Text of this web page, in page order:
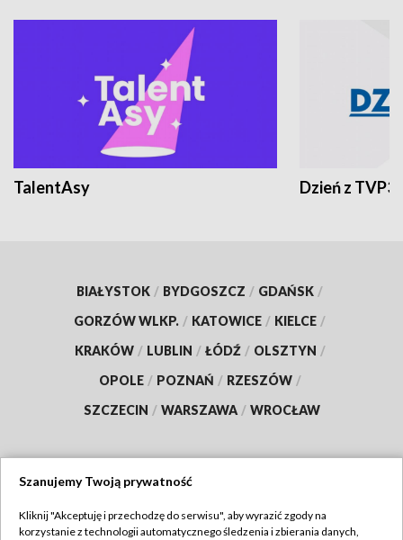
TalentAsy Dzień z TVP3
BIAŁYSTOK / BYDGOSZCZ / GDAŃSK /
GORZÓW WLKP. / KATOWICE / KIELCE /
KRAKÓW / LUBLIN / ŁÓDŹ / OLSZTYN /
OPOLE / POZNAŃ / RZESZÓW /
SZCZECIN / WARSZAWA / WROCŁAW
TVP
Szanujemy Twoją prywatność
Kliknij "Akceptuję i przechodzę do serwisu", aby wyrazić zgody na
korzystanie z technologii automatycznego śledzenia i zbierania danych,